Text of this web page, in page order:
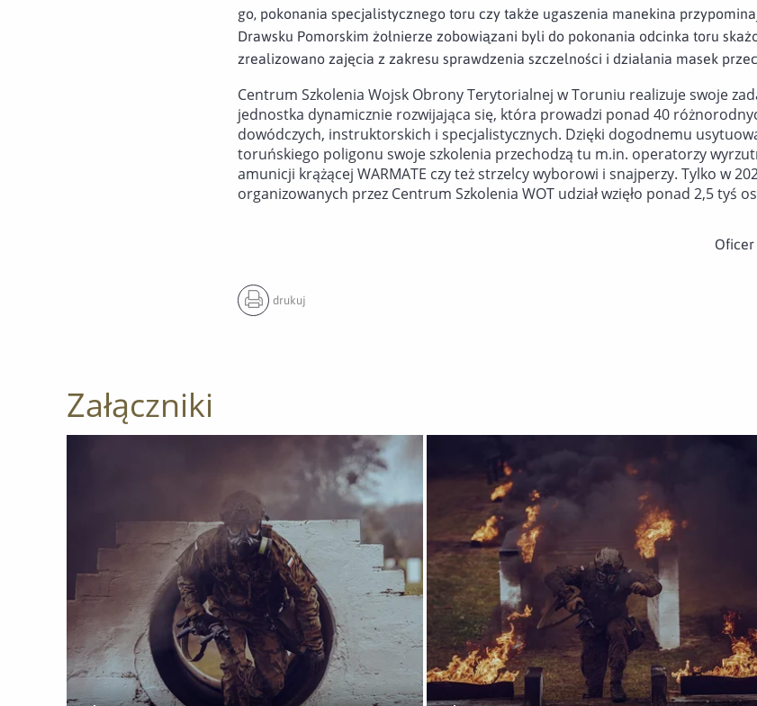
go, pokonania specjalistycznego toru czy także ugaszenia manekina
Drawsku Pomorskim żołnierze zobowiązani byli do pokonania odcinka toru
zrealizowano zajęcia z zakresu sprawdzenia szczelności i działania masek
Centrum Szkolenia Wojsk Obrony Terytorialnej w Toruniu realizuje swoje
jednostka dynamicznie rozwijająca się, która prowadzi ponad 40
dowódczych, instruktorskich i specjalistycznych. Dzięki dogodnemu
toruńskiego poligonu swoje szkolenia przechodzą tu m.in. operatorzy
amunicji krążącej WARMATE czy też strzelcy wyborowi i snajperzy. Tylko w
organizowanych przez Centrum Szkolenia WOT udział wzięło ponad 2,5 tyś
Oficer
drukuj
Załączniki
Otwórz załącznik Ogień i skażenie kontra żołnierze CSWOT